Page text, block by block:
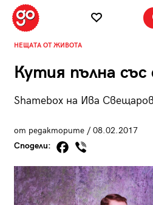
НЕЩАТА ОТ ЖИВОТА
Кутия пълна със
Shamebox на Ива
от редакторите / 08.02.2017
Сподели: